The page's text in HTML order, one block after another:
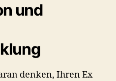
und
denken, Ihren Ex